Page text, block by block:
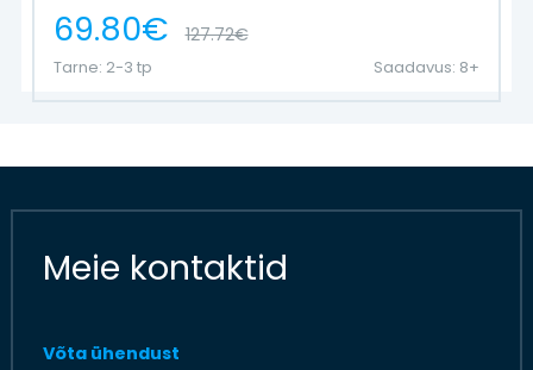
69.80€ 127.72€
Tarne: 2-3 tp Saadavus: 8+
Meie kontaktid
Võta ühendust